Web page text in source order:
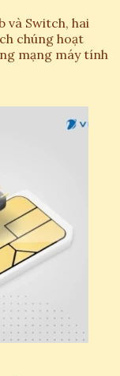
và Switch, hai
chúng hoạt
mạng máy tính